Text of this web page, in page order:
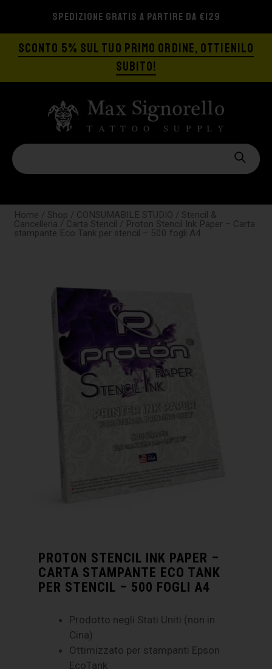
SPEDIZIONE GRATIS A PARTIRE DA €129
SCONTO 5% SUL TUO PRIMO ORDINE, OTTIENILO
SUBITO!
Home / Shop / CONSUMABILE STUDIO / Stencil &
Cancelleria / Carta Stencil / Proton Stencil Ink Paper – Carta
stampante Eco Tank per stencil – 500 fogli A4
PROTON STENCIL INK PAPER –
CARTA STAMPANTE ECO TANK
PER STENCIL – 500 FOGLI A4
Prodotto negli Stati Uniti (non in
Cina)
Ottimizzato per stampanti Epson
EcoTank